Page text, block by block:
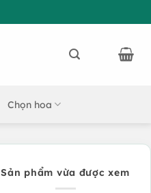
Chọn hoa
Sản phẩm vừa được xem